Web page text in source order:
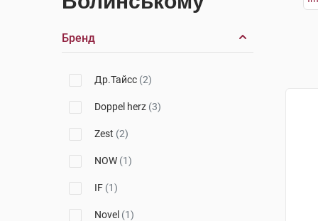
Бренд
Др.Тайсс (2)
Doppel herz (3)
Zest (2)
NOW (1)
IF (1)
Novel (1)